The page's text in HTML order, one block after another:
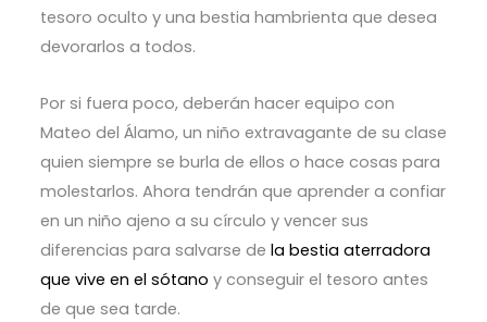
tesoro oculto y una bestia hambrienta que desea
devorarlos a todos.
Por si fuera poco, deberán hacer equipo con
Mateo del Álamo, un niño extravagante de su clase
quien siempre se burla de ellos o hace cosas para
molestarlos. Ahora tendrán que aprender a confiar
en un niño ajeno a su círculo y vencer sus
diferencias para salvarse de la bestia aterradora
que vive en el sótano y conseguir el tesoro antes
de que sea tarde.